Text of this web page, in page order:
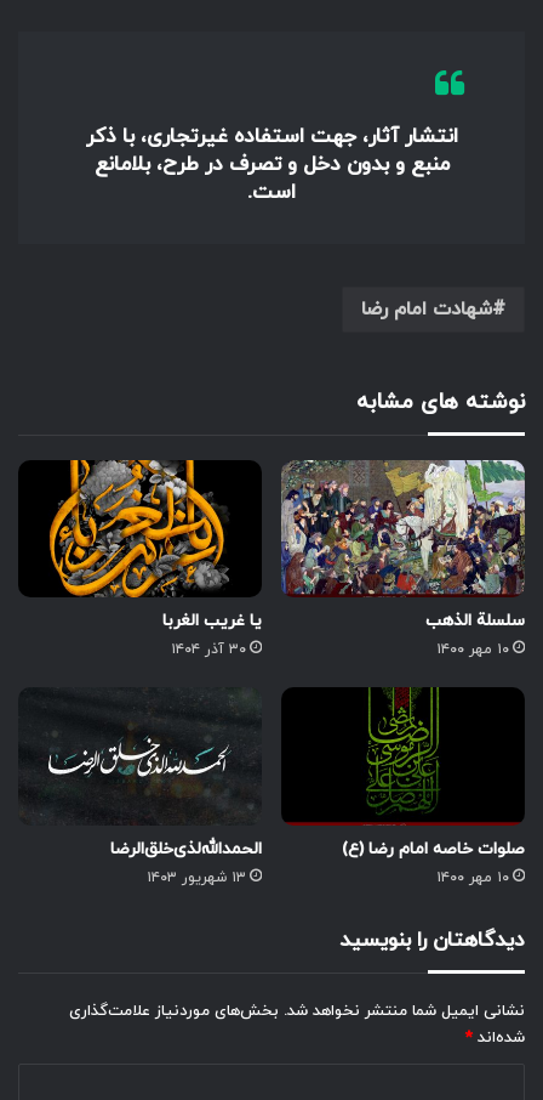
انتشار آثار، جهت استفاده غیرتجاری، با ذکر
منبع و بدون دخل و تصرف در طرح، بلامانع
است.
شهادت امام رضا
نوشته های مشابه
سلسلة الذهب
۱۰ مهر ۱۴۰۰
یا غریب الغربا
۳۰ آذر ۱۴۰۴
صلوات خاصه امام رضا (ع)
۱۰ مهر ۱۴۰۰
الحمدالله‌لذی‌خلق‌الرضا
۱۳ شهریور ۱۴۰۳
دیدگاهتان را بنویسید
نشانی ایمیل شما منتشر نخواهد شد. بخش‌های موردنیاز علامت‌گذاری
شده‌اند *